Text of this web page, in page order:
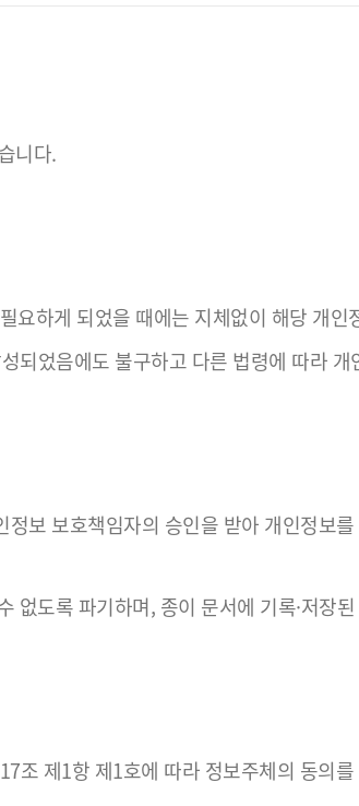
니다.
하게 되었을 때에는 지체없이 해당 개인
었음에도 불구하고 다른 법령에 따라
보 보호책임자의 승인을 받아 개인정보
도록 파기하며, 종이 문서에 기록·저장
제1항 제1호에 따라 정보주체의 동의